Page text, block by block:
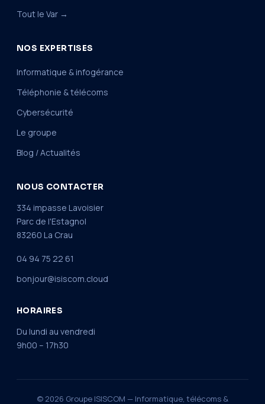
Tout le Var →
NOS EXPERTISES
Informatique & infogérance
Téléphonie & télécoms
Cybersécurité
Le groupe
Blog / Actualités
NOUS CONTACTER
334 impasse Lavoisier
Parc de l'Estagnol
83260 La Crau
04 94 75 22 61
bonjour@isiscom.cloud
HORAIRES
Du lundi au vendredi
9h00 – 17h30
© 2026 Groupe ISISCOM — Informatique, télécoms &